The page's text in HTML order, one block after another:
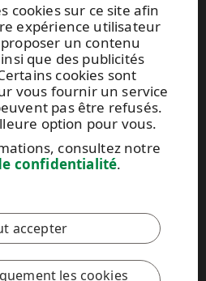
cookies sur ce site afin
expérience utilisateur
un contenu
que des publicités
cookies sont
vous fournir un service
pas être refusés.
option pour vous.
consultez notre
confidentialité.
accepter
les cookies